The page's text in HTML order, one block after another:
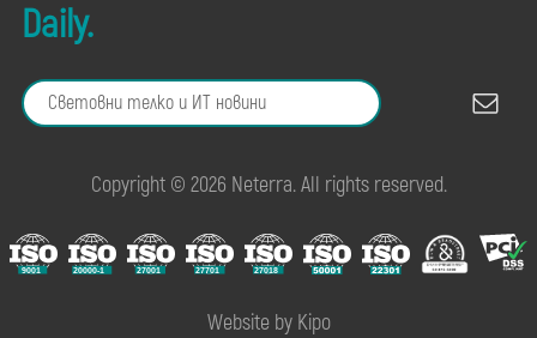
Daily.
Copyright © 2026 Neterra. All rights reserved.
Website by Kipo